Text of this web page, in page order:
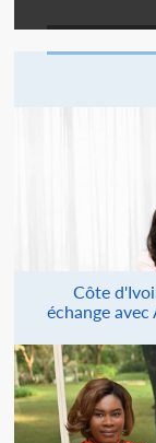
Côte
échange